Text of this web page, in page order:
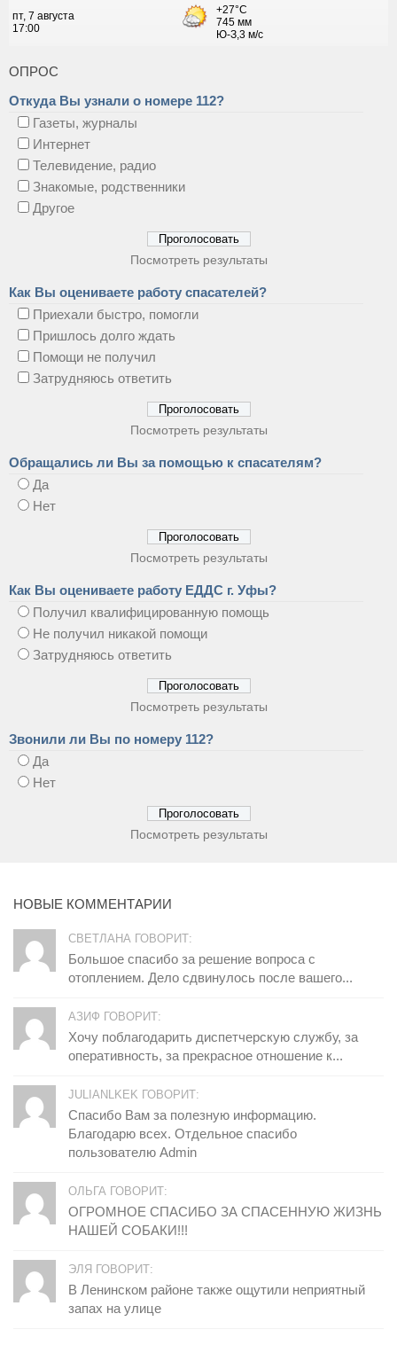
ОПРОС
Откуда Вы узнали о номере 112?
Газеты, журналы
Интернет
Телевидение, радио
Знакомые, родственники
Другое
Посмотреть результаты
Как Вы оцениваете работу спасателей?
Приехали быстро, помогли
Пришлось долго ждать
Помощи не получил
Затрудняюсь ответить
Посмотреть результаты
Обращались ли Вы за помощью к спасателям?
Да
Нет
Посмотреть результаты
Как Вы оцениваете работу ЕДДС г. Уфы?
Получил квалифицированную помощь
Не получил никакой помощи
Затрудняюсь ответить
Посмотреть результаты
Звонили ли Вы по номеру 112?
Да
Нет
Посмотреть результаты
НОВЫЕ КОММЕНТАРИИ
СВЕТЛАНА ГОВОРИТ:
Большое спасибо за решение вопроса с
отоплением. Дело сдвинулось после вашего...
АЗИФ ГОВОРИТ:
Хочу поблагодарить диспетчерскую службу, за
оперативность, за прекрасное отношение к...
JULIANLKEK ГОВОРИТ:
Спасибо Вам за полезную информацию.
Благодарю всех. Отдельное спасибо
пользователю Admin
ОЛЬГА ГОВОРИТ:
ОГРОМНОЕ СПАСИБО ЗА СПАСЕННУЮ ЖИЗНЬ
НАШЕЙ СОБАКИ!!!
ЭЛЯ ГОВОРИТ:
В Ленинском районе также ощутили неприятный
запах на улице